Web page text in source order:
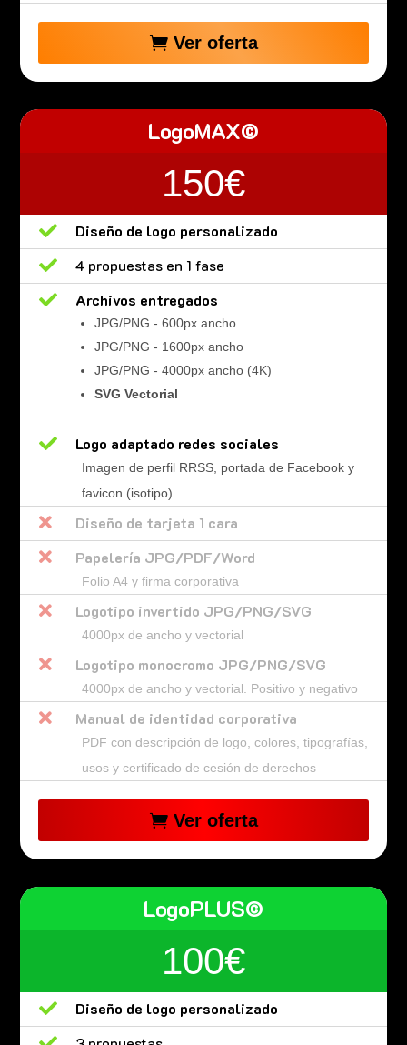
Ver oferta
LogoMAX©
150€

Diseño de logo personalizado

4 propuestas en 1 fase

Archivos entregados
JPG/PNG - 600px ancho
JPG/PNG - 1600px ancho
JPG/PNG - 4000px ancho (4K)
SVG Vectorial
 Logo adaptado redes sociales
Imagen de perfil RRSS, portada de Facebook y
favicon (isotipo)

Diseño de tarjeta 1 cara

Papelería JPG/PDF/Word
Folio A4 y firma corporativa
 Logotipo invertido JPG/PNG/SVG
4000px de ancho y vectorial
 Logotipo monocromo JPG/PNG/SVG
4000px de ancho y vectorial. Positivo y negativo
 Manual de identidad corporativa
PDF con descripción de logo, colores, tipografías,
usos y certificado de cesión de derechos
Ver oferta
LogoPLUS©
100€

Diseño de logo personalizado